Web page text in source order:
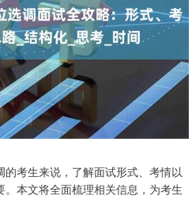
考生来说，了解面试形式、考情以
本文将全面梳理相关信息，为考生